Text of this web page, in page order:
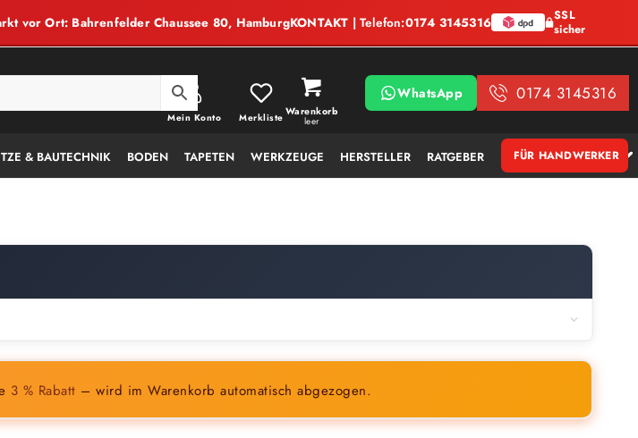
vor Ort: Bahrenfelder Chaussee 80, HamburgKONTAKT | Telefon:0174 3145316
SSL
sicher
Warenkorb
leer
Mein Konto Merkliste
WhatsApp 0174 3145316
& BAUTECHNIK BODEN TAPETEN WERKZEUGE HERSTELLER RATGEBER FÜR HANDWERKER
3 % Rabatt – wird im Warenkorb automatisch abgezogen.